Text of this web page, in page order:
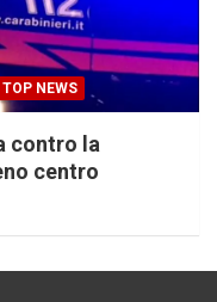
TOP NEWS
contro la
centro